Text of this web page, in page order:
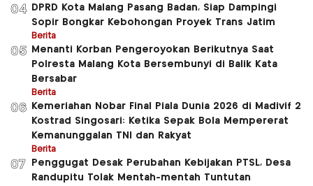
04
DPRD Kota Malang Pasang Badan, Siap Dampingi
Sopir Bongkar Kebohongan Proyek Trans Jatim
Berita
05
Menanti Korban Pengeroyokan Berikutnya Saat
Polresta Malang Kota Bersembunyi di Balik Kata
Bersabar
Berita
06
Kemeriahan Nobar Final Piala Dunia 2026 di Madivif 2
Kostrad Singosari: Ketika Sepak Bola Mempererat
Kemanunggalan TNI dan Rakyat
Berita
07
Penggugat Desak Perubahan Kebijakan PTSL, Desa
Randupitu Tolak Mentah-mentah Tuntutan